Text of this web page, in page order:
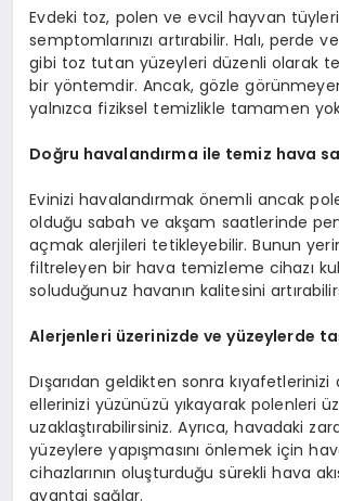
Evdeki toz, polen ve evcil hayvan
semptomlarınızı artırabilir. Halı, perde
gibi toz tutan yüzeyleri düzenli olarak
bir yöntemdir. Ancak, gözle
yalnızca fiziksel temizlikle tamamen
Doğru havalandırma ile temiz hava
Evinizi havalandırmak önemli ancak
olduğu sabah ve akşam saatlerinde
açmak alerjileri tetikleyebilir. Bunun
filtreleyen bir hava temizleme cihazı
soluduğunuz havanın kalitesini
Alerjenleri üzerinizde ve yüzeylerde
Dışarıdan geldikten sonra
ellerinizi yüzünüzü yıkayarak polenleri
uzaklaştırabilirsiniz. Ayrıca, havadaki
yüzeylere yapışmasını önlemek için
cihazlarının oluşturduğu sürekli hava
avantaj sağlar.